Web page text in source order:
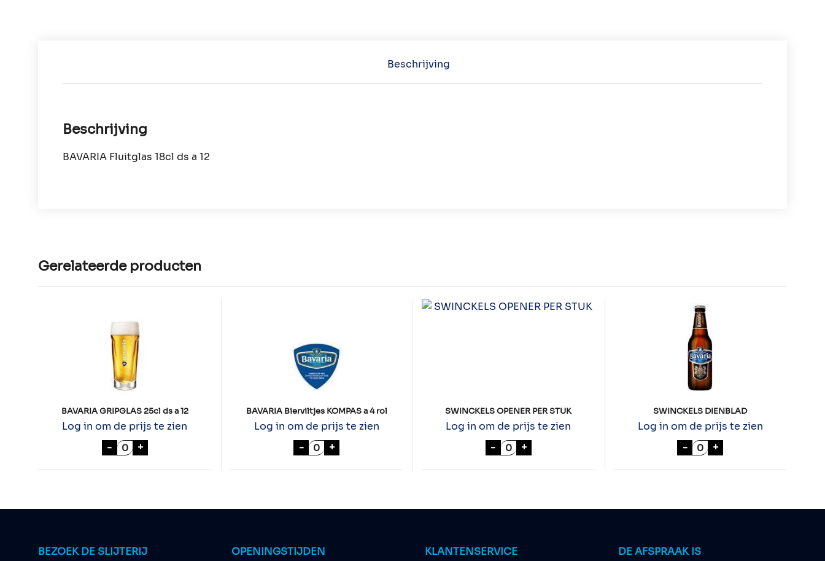
Beschrijving
Beschrijving
BAVARIA Fluitglas 18cl ds a 12
Gerelateerde producten
BAVARIA GRIPGLAS 25cl ds a 12
Log in om de prijs te zien
- BAVARIA GRIPGLAS 25cl ds a 12 aantal
+
BAVARIA Bierviltjes KOMPAS a 4 rol
Log in om de prijs te zien
- BAVARIA Bierviltjes KOMPAS a 4 rol aantal
+
SWINCKELS OPENER PER STUK
Log in om de prijs te zien
- SWINCKELS OPENER PER STUK aantal
+
SWINCKELS DIENBLAD
Log in om de prijs te zien
- SWINCKELS DIENBLAD
+
BEZOEK DE SLIJTERIJ OPENINGSTIJDEN KLANTENSERVICE DE AFSPRAAK IS